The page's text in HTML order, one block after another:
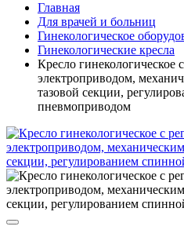
Главная
Для врачей и больниц
Гинекологическое
Гинекологические кресла
Кресло гинекологическое
электроприводом,
тазовой секции,
пневмоприводом